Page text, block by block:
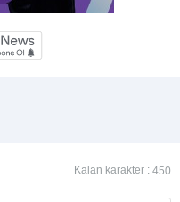
Kalan karakter : 450